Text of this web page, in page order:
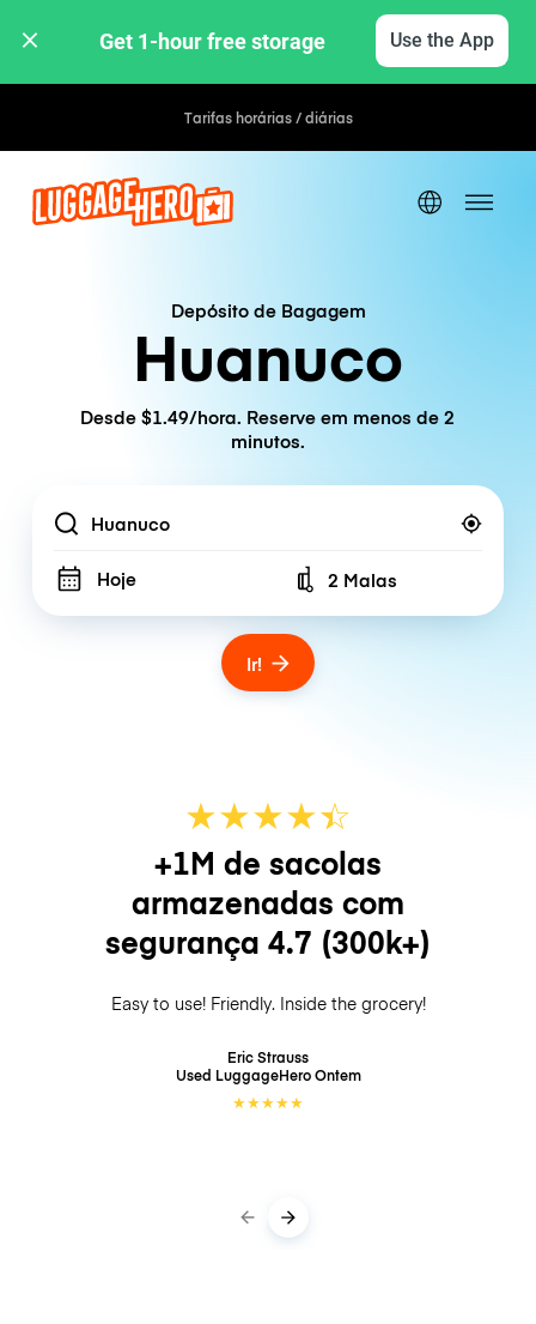
Get 1-hour free storage Use the App
Tarifas horárias / diárias
Depósito de Bagagem
Huanuco
Desde $1.49/hora. Reserve em menos de 2
minutos.
Location
Hoje Number of bags
2 Malas
Ir!
★★★★☆
★
+1M de sacolas
armazenadas com
segurança 4.7 (300k+)
Easy to use! Friendly. Inside the grocery!
Eric Strauss
Used LuggageHeroOntem
★★★★★